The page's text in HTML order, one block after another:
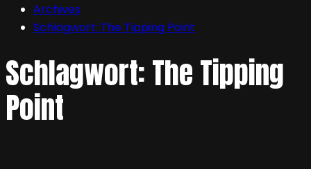
Archives
Schlagwort: The Tipping Point
Schlagwort:The Tipping
Point